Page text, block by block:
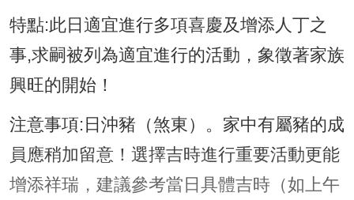
特點:此日適宜進行多項喜慶及增添人丁之
事,求嗣被列為適宜進行的活動，象徵著家族
興旺的開始！
注意事項:日沖豬（煞東）。家中有屬豬的成
員應稍加留意！選擇吉時進行重要活動更能
增添祥瑞，建議參考當日具體吉時（如上午